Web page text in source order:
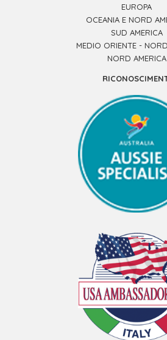
EUROPA
OCEANIA E NORD
SUD AMERICA
MEDIO ORIENTE -
NORD AMERICA